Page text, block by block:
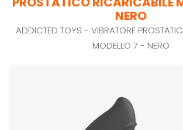
NERO
ADDICTED TOYS - VIBRATORE
MODELLO 7 - NERO